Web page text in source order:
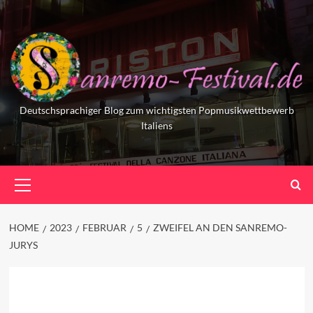
Skip
to
content
Deutschsprachiger Blog zum wichtigsten Popmusikwettbewerb
Italiens
Menu
HOME 2023 FEBRUAR 5
ZWEIFEL AN DEN SANREMO-
JURYS